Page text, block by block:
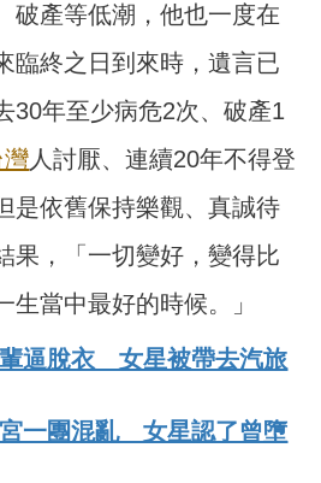
破產等低潮，他也一度在
臨終之日到來時，遺言已
30年至少病危2次、破產1
灣人討厭、連續20年不得登
是依舊保持樂觀、真誠待
果，「一切變好，變得比
生當中最好的時候。」
逼脫衣 女星被帶去汽旅
一團混亂 女星認了曾墮